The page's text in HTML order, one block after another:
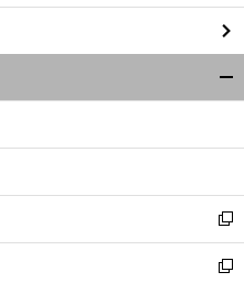
し
い
ウ
ィ
ン
ウ
開
く
新
し
い
新